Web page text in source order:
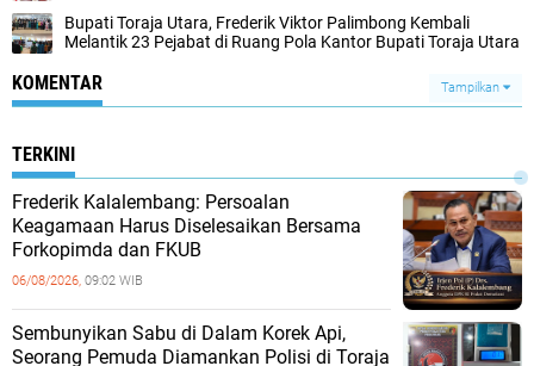
Bupati Toraja Utara, Frederik Viktor Palimbong Kembali
Melantik 23 Pejabat di Ruang Pola Kantor Bupati Toraja Utara
KOMENTAR Tampilkan
TERKINI
Frederik Kalalembang: Persoalan
Keagamaan Harus Diselesaikan Bersama
Forkopimda dan FKUB
06/08/2026, 09:02 WIB
Sembunyikan Sabu di Dalam Korek Api,
Seorang Pemuda Diamankan Polisi di Toraja